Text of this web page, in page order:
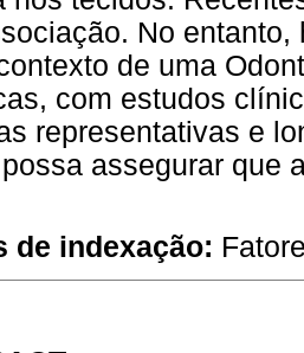
No
de uma
com estudos
representativas e
assegurar que
de indexação: